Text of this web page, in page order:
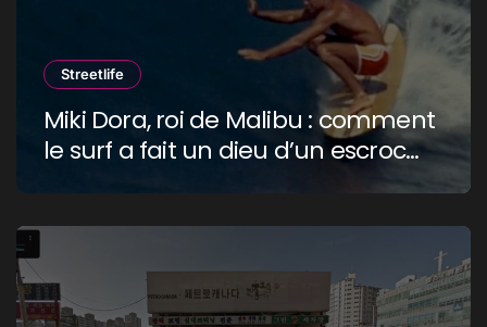
Streetlife
Miki Dora, roi de Malibu : comment
le surf a fait un dieu d’un escroc